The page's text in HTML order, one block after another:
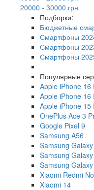
20000 - 30000 грн
Подборки:
Бюджетные
Смартфоны
Смартфоны
Смартфоны
Популярные
Apple iPhone 16
Apple iPhone 16
Apple iPhone 15
OnePlus Ace 3
Google Pixel 9
Samsung A56
Samsung
Samsung
Samsung
Xiaomi Redmi
Xiaomi 14